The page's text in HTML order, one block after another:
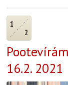
1
2
16.2. 2021